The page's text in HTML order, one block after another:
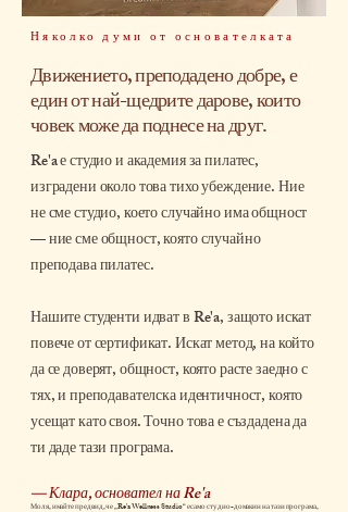
Няколко думи от основателката
Движението, преподадено добре, е
един от най-щедрите дарове, които
човек може да поднесе на друг.
Re'a е студио и академия за пилатес,
изградени около това тихо убеждение. Ние
не сме студио, което случайно има общност
— ние сме общност, която случайно
преподава пилатес.
Нашите студенти идват в Re'a, защото искат
повече от сертификат. Искат метод, на който
да се доверят, общност, която расте заедно с
тях, и преподавателска идентичност, която
усещат като своя. Точно това е създадена да
ти даде тази програма.
— Клара, основател на Re'a
Моля, имайте предвид, че „Re'a Wellness Studio“ е само студио-домакин на тази програма,